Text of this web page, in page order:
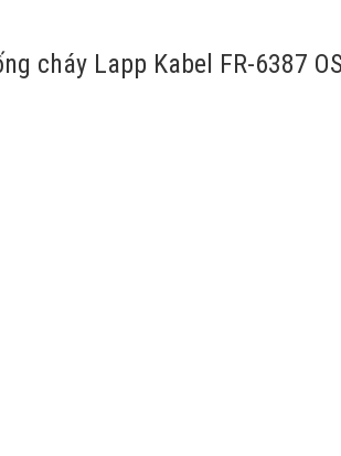
cháy Lapp Kabel FR-6387